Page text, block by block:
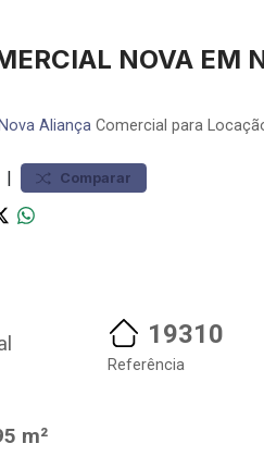
NOVA EM
Nova Aliança Comercial para
| Comparar
19310
Referência
m²